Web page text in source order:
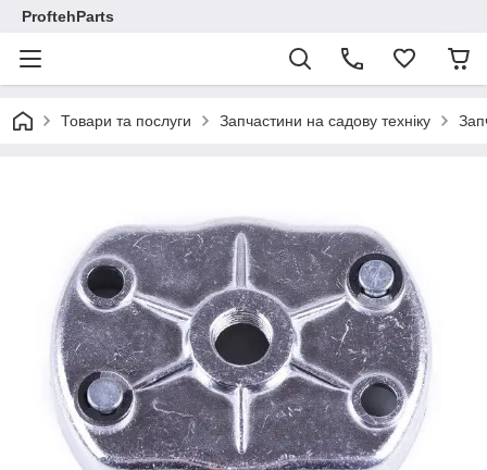
ProftehParts
Товари та послуги Запчастини на садову техніку